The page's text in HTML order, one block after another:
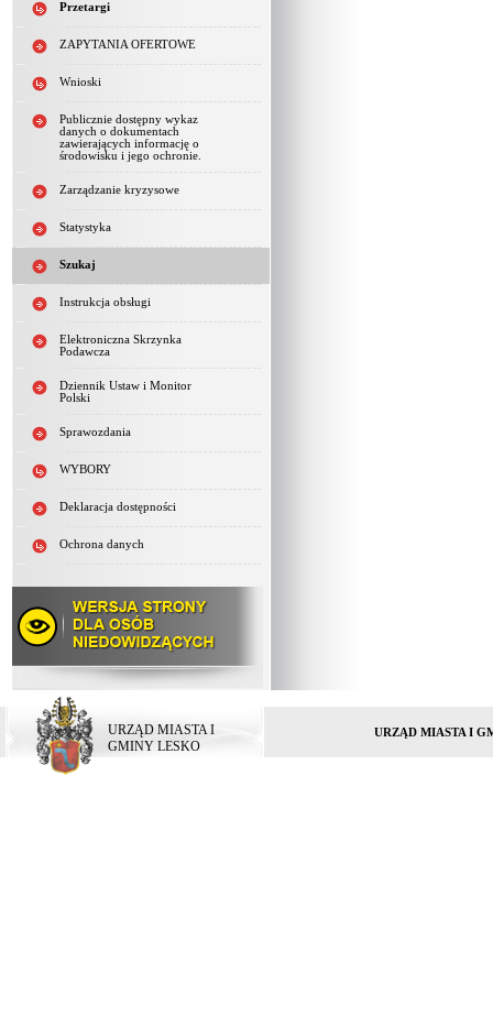
Przetargi
ZAPYTANIA OFERTOWE
Wnioski
Publicznie dostępny wykaz
danych o dokumentach
zawierających informację o
środowisku i jego ochronie.
Zarządzanie kryzysowe
Statystyka
Szukaj
Instrukcja obsługi
Elektroniczna Skrzynka
Podawcza
Dziennik Ustaw i Monitor
Polski
Sprawozdania
WYBORY
Deklaracja dostępności
Ochrona danych
URZĄD MIASTA I
GMINY LESKO
URZĄD MIASTA I